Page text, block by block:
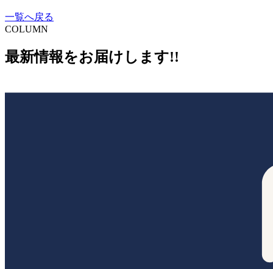
一覧へ戻る
COLUMN
最新情報をお届けします!!